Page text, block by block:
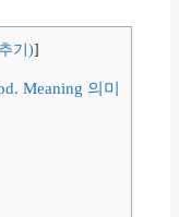
기)]
Meaning 의미